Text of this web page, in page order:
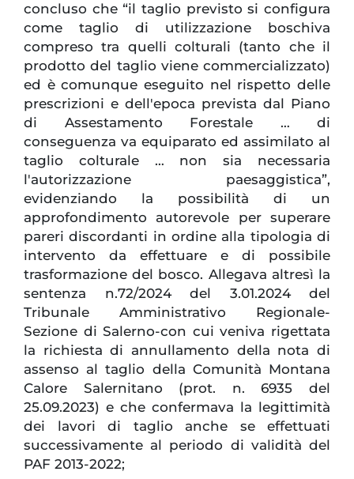
concluso che “il taglio previsto si configura
come taglio di utilizzazione boschiva
compreso tra quelli colturali (tanto che il
prodotto del taglio viene commercializzato)
ed è comunque eseguito nel rispetto delle
prescrizioni e dell'epoca prevista dal Piano
di Assestamento Forestale … di
conseguenza va equiparato ed assimilato al
taglio colturale … non sia necessaria
l'autorizzazione paesaggistica”,
evidenziando la possibilità di un
approfondimento autorevole per superare
pareri discordanti in ordine alla tipologia di
intervento da effettuare e di possibile
trasformazione del bosco. Allegava altresì la
sentenza n.72/2024 del 3.01.2024 del
Tribunale Amministrativo Regionale-
Sezione di Salerno-con cui veniva rigettata
la richiesta di annullamento della nota di
assenso al taglio della Comunità Montana
Calore Salernitano (prot. n. 6935 del
25.09.2023) e che confermava la legittimità
dei lavori di taglio anche se effettuati
successivamente al periodo di validità del
PAF 2013-2022;